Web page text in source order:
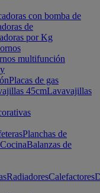
con bomba de
de
por Kg
multifunción
Placas de gas
45cmLavavajillas
Planchas de
Balanzas de
RadiadoresCalefactores